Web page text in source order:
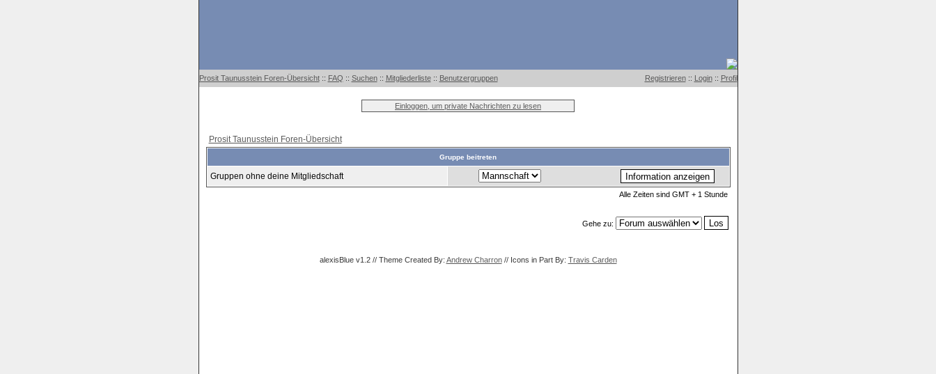
Prosit Taunusstein Foren-Übersicht:: FAQ :: Suchen:: Mitgliederliste:: Benutzergruppen Registrieren:: Login:: Profil
Einloggen, um private Nachrichten zu lesen
Prosit Taunusstein Foren-Übersicht
Gruppe beitreten
Gruppen ohne deine Mitgliedschaft
Alle Zeiten sind GMT + 1 Stunde
Gehe zu:
alexisBlue v1.2 // Theme Created By: Andrew Charron// Icons in Part By: Travis Carden